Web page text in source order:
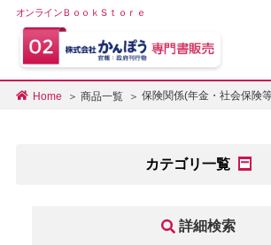
オンラインＢｏｏｋＳｔｏｒｅ
Home 商品一覧 保険関係(年金・社会保険
カテゴリ一覧
詳細検索